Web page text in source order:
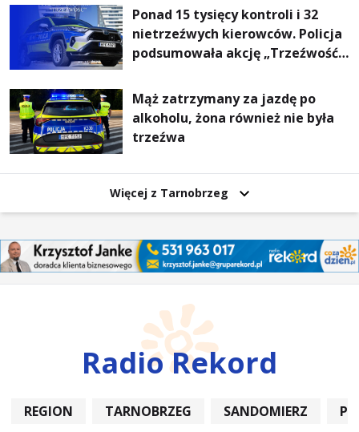
Ponad 15 tysięcy kontroli i 32
nietrzeźwych kierowców. Policja
podsumowała akcję „Trzeźwość”
Mąż zatrzymany za jazdę po
alkoholu, żona również nie była
trzeźwa
Więcej z Tarnobrzeg
Radio Rekord
REGION TARNOBRZEG SANDOMIERZ